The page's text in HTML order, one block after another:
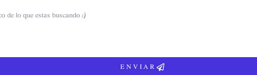
ENVIAR